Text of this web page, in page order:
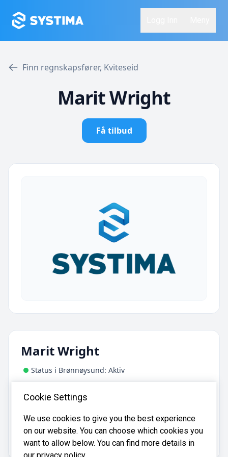
Finn regnskapsfører, Kviteseid
Marit Wright
Få tilbud
Marit Wright
Status i Brønnøysund: Aktiv
Kviteseidvegen 1092, 3850 Kviteseid
Marit Wright er registrert iBrønnøysundregistrene
med organisasjonsnummer923492240.
Cookie Settings
We use cookies to give you the best experience
on our website. You can choose which cookies you
want to allow below. You can find more details in